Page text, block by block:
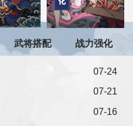
武将搭配 战力强化
07-24
07-21
07-16